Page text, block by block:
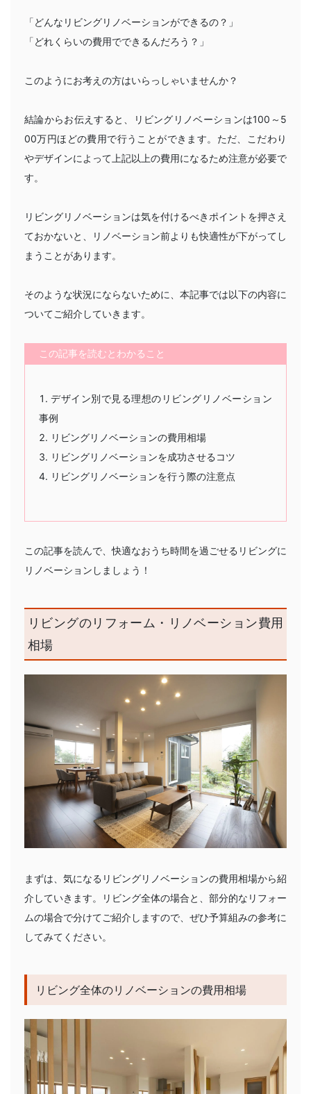
「どんなリビングリノベーションができるの？」
「どれくらいの費用でできるんだろう？」
このようにお考えの方はいらっしゃいませんか？
結論からお伝えすると、リビングリノベーションは100～5
00万円ほどの費用で行うことができます。ただ、こだわり
やデザインによって上記以上の費用になるため注意が必要で
す。
リビングリノベーションは気を付けるべきポイントを押さえ
ておかないと、リノベーション前よりも快適性が下がってし
まうことがあります。
そのような状況にならないために、本記事では以下の内容に
ついてご紹介していきます。
この記事を読むとわかること
デザイン別で見る理想のリビングリノベーション
事例
リビングリノベーションの費用相場
リビングリノベーションを成功させるコツ
リビングリノベーションを行う際の注意点
この記事を読んで、快適なおうち時間を過ごせるリビングに
リノベーションしましょう！
リビングのリフォーム・リノベーション費用
相場
まずは、気になるリビングリノベーションの費用相場から紹
介していきます。リビング全体の場合と、部分的なリフォー
ムの場合で分けてご紹介しますので、ぜひ予算組みの参考に
してみてください。
リビング全体のリノベーションの費用相場